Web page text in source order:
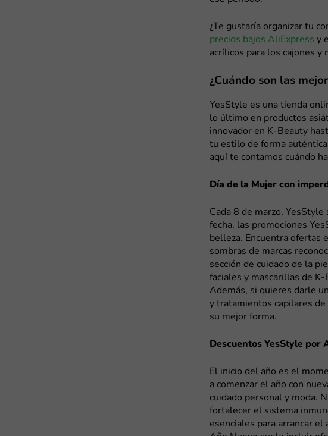
¿Te gustaría organizar tu
precios bajos AliExpress y
acrílicos para los cajones y
¿Cuándo son las
YesStyle es una tienda
lo último en productos
innovador en K-Beauty
tu estilo de forma
aquí te contamos cuándo
Día de la Mujer con
Cada 8 de marzo,
fecha, las promociones
belleza. Encuentra ofertas
sombras de marcas
sección de cuidado de la
faciales y mascarillas de
Además, si quieres darle
y tratamientos capilares
su mejor forma.
Descuentos YesStyle por
El inicio del año es el
a comenzar el año con
cuidado personal y moda.
fortalecer el sistema
esenciales para arrancar el